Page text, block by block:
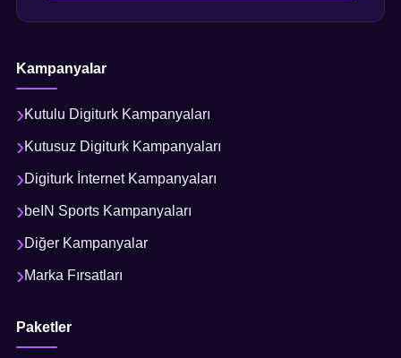
Kampanyalar
Kutulu Digiturk Kampanyaları
Kutusuz Digiturk Kampanyaları
Digiturk İnternet Kampanyaları
beIN Sports Kampanyaları
Diğer Kampanyalar
Marka Fırsatları
Paketler